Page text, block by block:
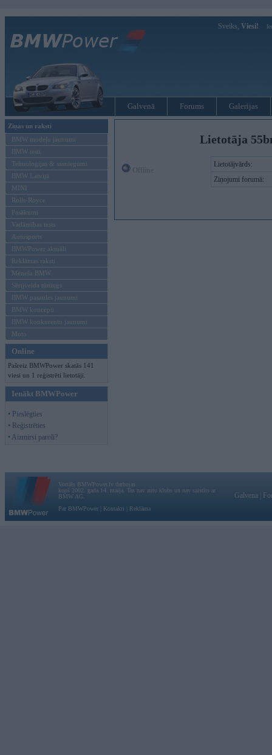
Sveiks, Viesi!
Galvenā Forums Galerijas
Ziņas un raksti
BMW modeļu jaunumi
BMW testi
Tehnoloģijas & sasniegumi
BMW Latvijā
MINI
Rolls-Royce
Pasākumi
Vadāmības tests
Autosports
BMWPower aktuāli
Reklāmas raksti
Mēneša BMW
Sērijveida tūnings
BMW pasaules jaunumi
BMW koncepti
BMW konkurentu jaunumi
Moto
Online
Pašreiz BMWPower skatās 141
viesi un 1 reģistrēti lietotāji.
Ienākt BMWPower
• Pieslēgties
• Reģistrēties
• Aizmirsi paroli?
Lietotāja
Lietotājvārds:
Ziņojumi forumā:
Vortāls BMWPower.lv darbojas
kopš 2002. gada 14. maija. Tas nav auto klubs un nav saistīts ar
BMW AG.
Par BMWPower
Kontakti Reklāma
Galvena